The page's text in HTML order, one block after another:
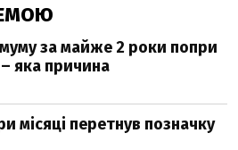
за майже 2 роки попри
– яка причина
місяці перетнув позначку